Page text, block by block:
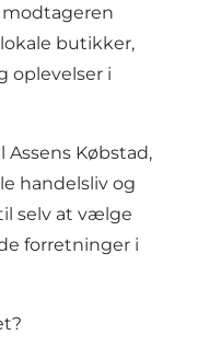
butikker,
oplevelser i
Købstad,
handelsliv og
selv at vælge
forretninger i